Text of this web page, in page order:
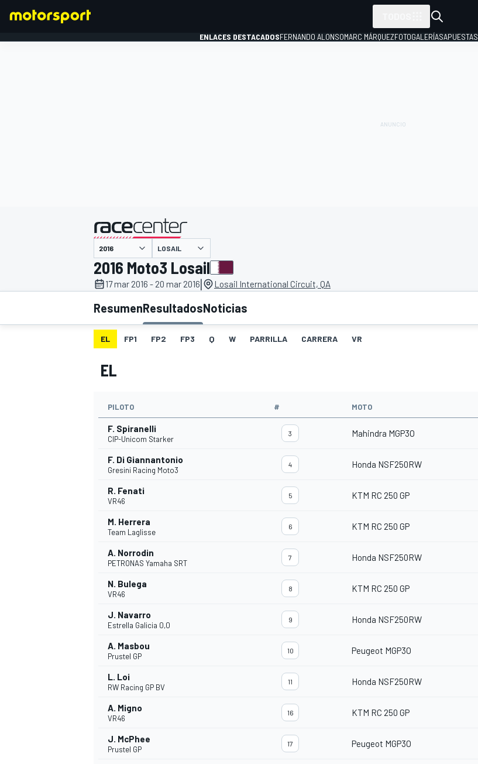
INDYCAR WRC
WEC
ENLACES DESTACADOSFERNANDO ALONSOMARC MÁRQUEZFOTOGALERÍASAPUESTAS
presentado por
LOSAIL
2016 Moto3 Losail
17 mar 2016 - 20 mar 2016| Losail International Circuit, QA
ResumenResultadosNoticias
EL FP1 FP2 FP3 Q W PARRILLA CARRERA VR
EL
PILOTO # MOTO
F. Spiranelli
CIP-Unicom Starker
3 Mahindra MGP3O
F. Di Giannantonio
Gresini Racing Moto3
4 Honda NSF250RW
R. Fenati
VR46
5 KTM RC 250 GP
M. Herrera
Team Laglisse
6 KTM RC 250 GP
A. Norrodin
PETRONAS Yamaha SRT
7 Honda NSF250RW
N. Bulega
VR46
8 KTM RC 250 GP
J. Navarro
Estrella Galicia 0,0
9 Honda NSF250RW
A. Masbou
Prustel GP
10 Peugeot MGP3O
L. Loi
RW Racing GP BV
11 Honda NSF250RW
A. Migno
VR46
16 KTM RC 250 GP
J. McPhee
Prustel GP
17 Peugeot MGP3O